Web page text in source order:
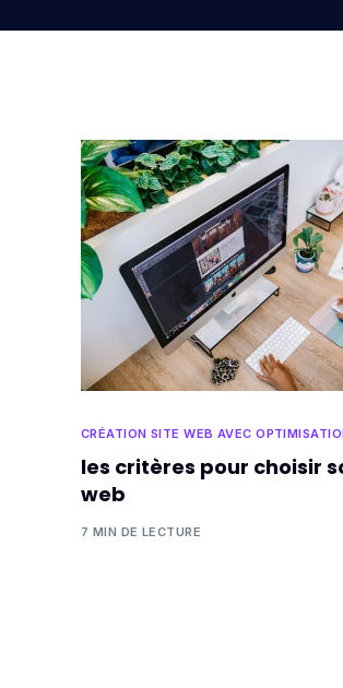
CRÉATION SITE WEB AVEC
les critères pour choisir
web
7 MIN DE LECTURE